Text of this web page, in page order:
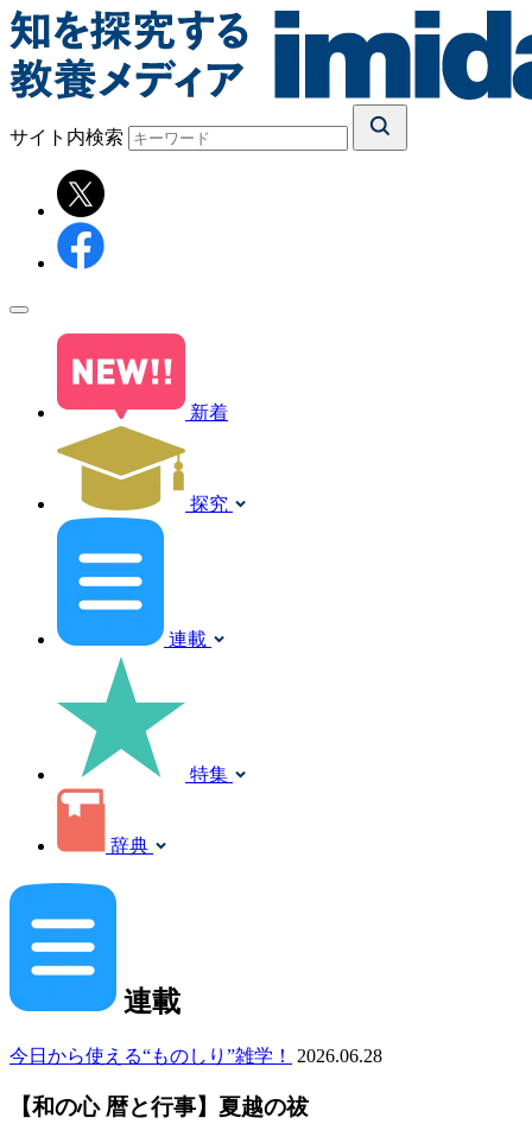
サイト内検索
新着
探究
連載
特集
辞典
連載
今日から使える“ものしり”雑学！ 2026.06.28
【和の心 暦と行事】夏越の祓